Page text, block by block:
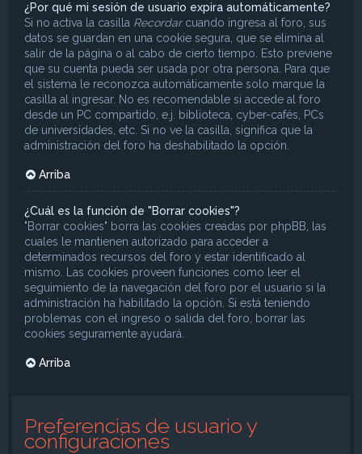
¿Por qué mi sesión de usuario expira automáticamente?
Si no activa la casilla Recordarcuando ingresa al foro, sus
datos se guardan en una cookie segura, que se elimina al
salir de la página o al cabo de cierto tiempo. Esto previene
que su cuenta pueda ser usada por otra persona. Para que
el sistema le reconozca automáticamente solo marque la
casilla al ingresar. No es recomendable si accede al foro
desde un PC compartido, e.j. biblioteca, cyber-cafés, PCs
de universidades, etc. Si no ve la casilla, significa que la
administración del foro ha deshabilitado la opción.
Arriba
¿Cuál es la función de "Borrar cookies"?
"Borrar cookies" borra las cookies creadas por phpBB, las
cuales le mantienen autorizado para acceder a
determinados recursos del foro y estar identificado al
mismo. Las cookies proveen funciones como leer el
seguimiento de la navegación del foro por el usuario si la
administración ha habilitado la opción. Si está teniendo
problemas con el ingreso o salida del foro, borrar las
cookies seguramente ayudará.
Arriba
Preferencias de usuario y
configuraciones